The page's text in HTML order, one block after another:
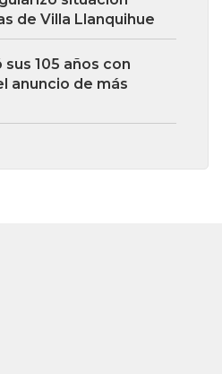
de Villa Llanquihue
105 años con
anuncio de más